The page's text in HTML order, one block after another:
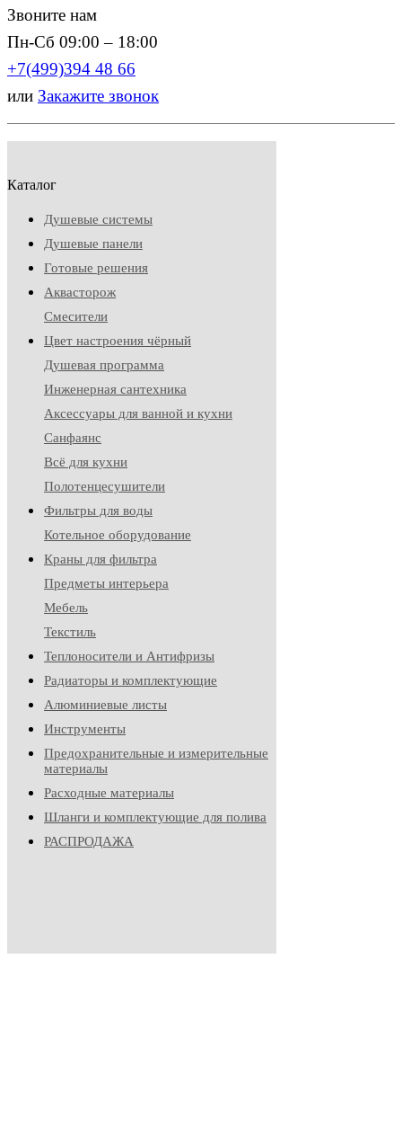
Звоните нам
Пн-Сб 09:00 – 18:00
+7(499)394 48 66
или Закажите звонок
Каталог
Душевые системы
Душевые панели
Готовые решения
Аквасторож
Смесители
Цвет настроения чёрный
Душевая программа
Инженерная сантехника
Аксессуары для ванной и кухни
Санфаянс
Всё для кухни
Полотенцесушители
Фильтры для воды
Котельное оборудование
Краны для фильтра
Предметы интерьера
Мебель
Текстиль
Теплоносители и Антифризы
Радиаторы и комплектующие
Алюминиевые листы
Инструменты
Предохранительные и измерительные
материалы
Расходные материалы
Шланги и комплектующие для полива
РАСПРОДАЖА